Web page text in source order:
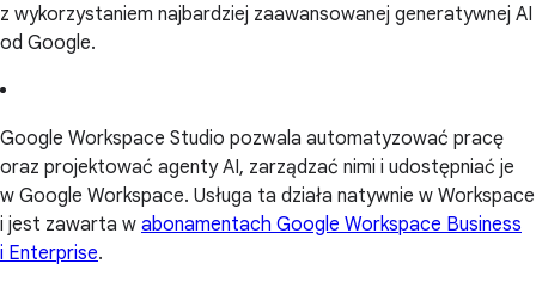
z wykorzystaniem najbardziej zaawansowanej generatywnej AI
od Google.
Google Workspace Studio pozwala automatyzować pracę
oraz projektować agenty AI, zarządzać nimi i udostępniać je
w Google Workspace. Usługa ta działa natywnie w Workspace
i jest zawarta w abonamentach Google Workspace Business
i Enterprise.